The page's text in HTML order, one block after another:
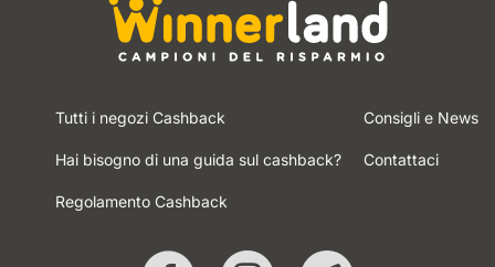
Tutti i negozi Cashback
Hai bisogno di una guida sul cashback?
Regolamento Cashback
Consigli e News
Contattaci